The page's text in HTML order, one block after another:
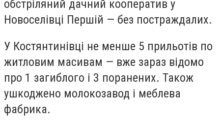
обстріляний дачний кооператив у
Новоселівці Першій — без постраждалих.
У Костянтинівці не менше 5 прильотів по
житловим масивам — вже зараз відомо
про 1 загиблого і 3 поранених. Також
ушкоджено молокозавод і меблева
фабрика.